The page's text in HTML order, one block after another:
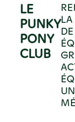
LE
PUNKY
PONY
CLUB
LA